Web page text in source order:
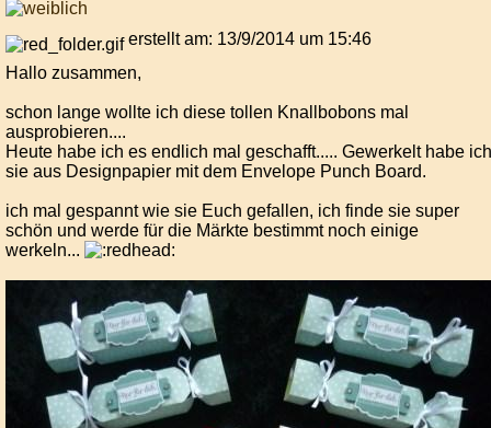
erstellt am: 13/9/2014 um 15:46
Hallo zusammen,
schon lange wollte ich diese tollen Knallbobons mal
ausprobieren....
Heute habe ich es endlich mal geschafft..... Gewerkelt habe ich
sie aus Designpapier mit dem Envelope Punch Board.
ich mal gespannt wie sie Euch gefallen, ich finde sie super
schön und werde für die Märkte bestimmt noch einige
werkeln...